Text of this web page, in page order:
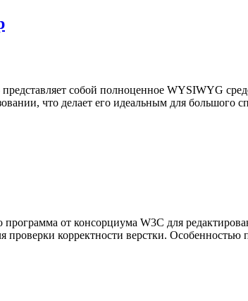
собой полноценное WYSIWYG
что делает его идеальным для большого
от консорциума W3C для
проверки корректности верстки.